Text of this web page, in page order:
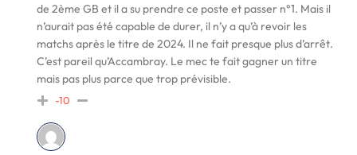
de 2ème GB et il a su prendre ce poste et passer n°1. Mais il
n’aurait pas été capable de durer, il n’y a qu’à revoir les
matchs après le titre de 2024. Il ne fait presque plus d’arrêt.
C’est pareil qu’Accambray. Le mec te fait gagner un titre
mais pas plus parce que trop prévisible.
-10